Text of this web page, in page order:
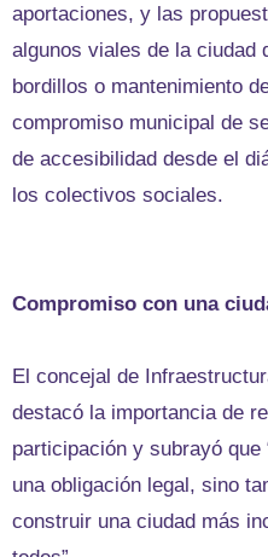
aportaciones, y las
algunos viales de la ciudad
bordillos o mantenimiento
compromiso municipal de
de accesibilidad desde el
los colectivos sociales.
Compromiso con una
El concejal de
destacó la importancia de
participación y subrayó
una obligación legal, sino
construir una ciudad más